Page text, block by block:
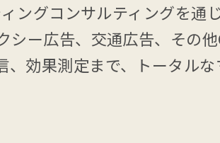
ングコンサルティングを通
シー広告、交通広告、その
効果測定まで、トータル